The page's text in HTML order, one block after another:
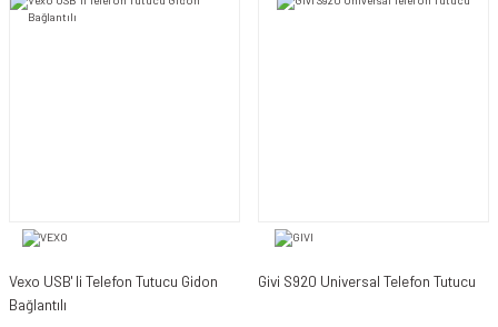
Vexo USB' li Telefon Tutucu Gidon
Bağlantılı
Givi S920 Universal Telefon Tutucu